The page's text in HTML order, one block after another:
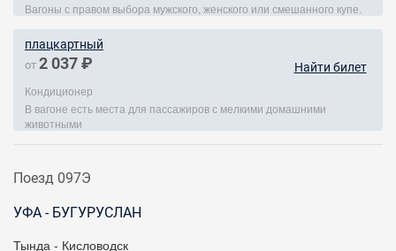
Вагоны с правом выбора мужского, женского или смешанного купе.
плацкартный
от 2 037 ₽ Найти билет
Кондиционер
В вагоне есть места для пассажиров с мелкими домашними
животными
Поезд 097Э
УФА - БУГУРУСЛАН
Тында - Кисловодск